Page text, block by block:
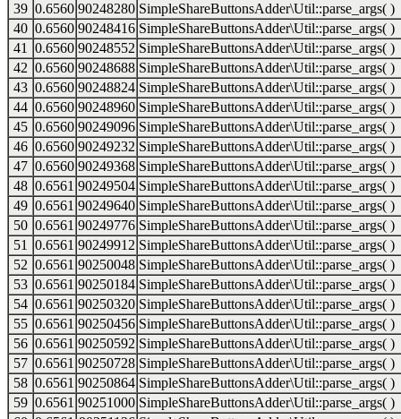
39 0.6560 90248280 SimpleShareButtonsAdder\Util::parse_args( )
40 0.6560 90248416 SimpleShareButtonsAdder\Util::parse_args( )
41
0.6560 90248552 SimpleShareButtonsAdder\Util::parse_args( )
42 0.6560 90248688 SimpleShareButtonsAdder\Util::parse_args( )
43 0.6560 90248824 SimpleShareButtonsAdder\Util::parse_args( )
44 0.6560 90248960 SimpleShareButtonsAdder\Util::parse_args( )
45 0.6560 90249096 SimpleShareButtonsAdder\Util::parse_args( )
46 0.6560 90249232 SimpleShareButtonsAdder\Util::parse_args( )
47 0.6560 90249368 SimpleShareButtonsAdder\Util::parse_args( )
48 0.6561 90249504 SimpleShareButtonsAdder\Util::parse_args( )
49 0.6561 90249640 SimpleShareButtonsAdder\Util::parse_args( )
50 0.6561 90249776 SimpleShareButtonsAdder\Util::parse_args( )
51
0.6561 90249912 SimpleShareButtonsAdder\Util::parse_args( )
52 0.6561 90250048 SimpleShareButtonsAdder\Util::parse_args( )
53 0.6561 90250184 SimpleShareButtonsAdder\Util::parse_args( )
54 0.6561 90250320 SimpleShareButtonsAdder\Util::parse_args( )
55 0.6561 90250456 SimpleShareButtonsAdder\Util::parse_args( )
56 0.6561 90250592 SimpleShareButtonsAdder\Util::parse_args( )
57 0.6561 90250728 SimpleShareButtonsAdder\Util::parse_args( )
58 0.6561 90250864 SimpleShareButtonsAdder\Util::parse_args( )
59 0.6561 90251000 SimpleShareButtonsAdder\Util::parse_args( )